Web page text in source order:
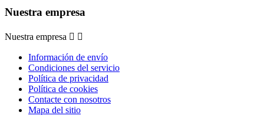
Nuestra empresa
Nuestra empresa  
Información de envío
Condiciones del servicio
Política de privacidad
Política de cookies
Contacte con nosotros
Mapa del sitio